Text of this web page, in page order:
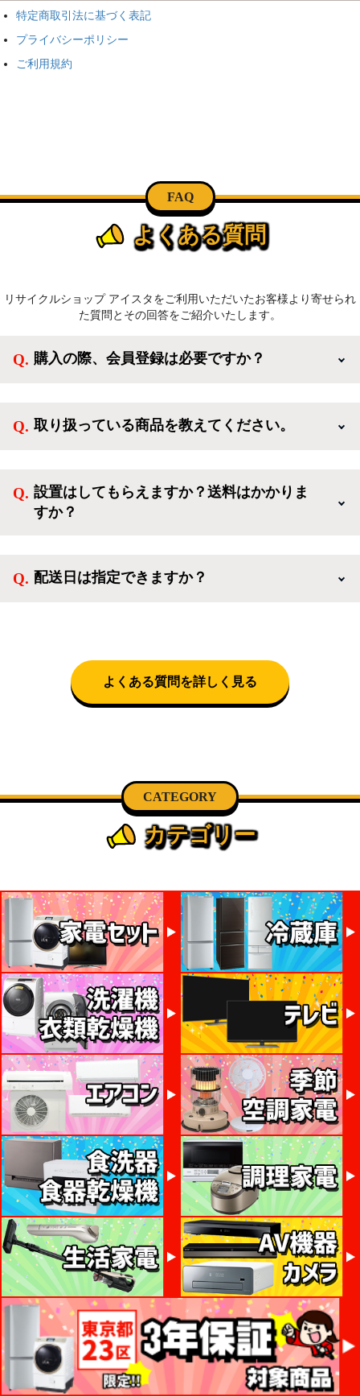
特定商取引法に基づく表記
プライバシーポリシー
ご利用規約
FAQ
よくある質問
リサイクルショップ アイスタをご利用いただいたお客様より寄せられ
た質問とその回答をご紹介いたします。
購入の際、会員登録は必要ですか？
方、登録しなくてもカートに商品を入れた後、ログイ
取り扱っている商品を教えてください。
活を応援するような家電セットから、季節・空調家
電、調理家電、生活家電まで、幅広く中古家電を取り
設置はしてもらえますか？送料はかかりま
すか？
神奈川・千葉)において自社配送を選択いただくこと
配送日は指定できますか？
話にて日時決定に関するご連絡をさせて頂きます。
よくある質問を詳しく見る
CATEGORY
カテゴリー